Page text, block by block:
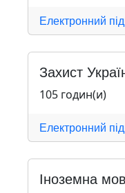
Електронний
Захист
105 годин(и)
Електронний
Іноземна